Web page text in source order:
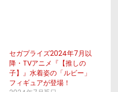
セガプライズ2024年7月以
降・TVアニメ『【推しの
子】』水着姿の「ルビー」
フィギュアが登場！